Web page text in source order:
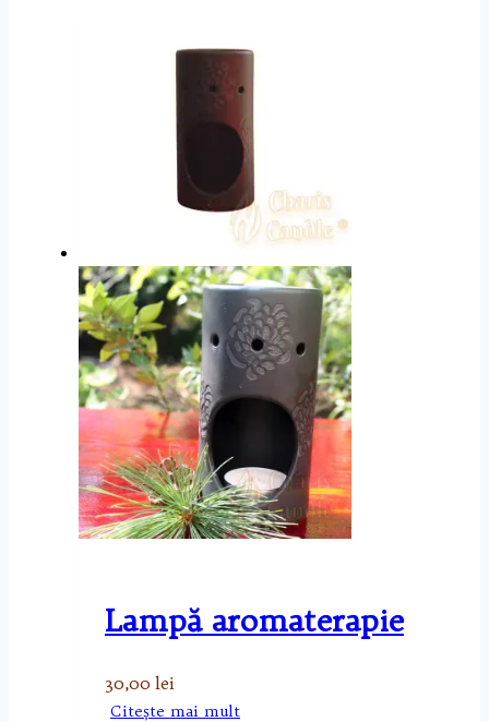
Lampă aromaterapie
30,00 lei
Citește mai mult